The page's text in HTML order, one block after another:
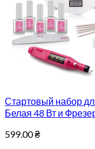
Стартовый набор
Белая 48 Вт и
599.00₴